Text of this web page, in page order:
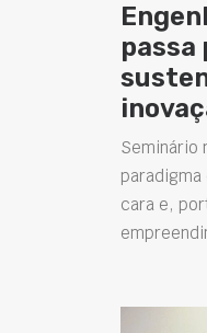
passa
Seminário
cara e,